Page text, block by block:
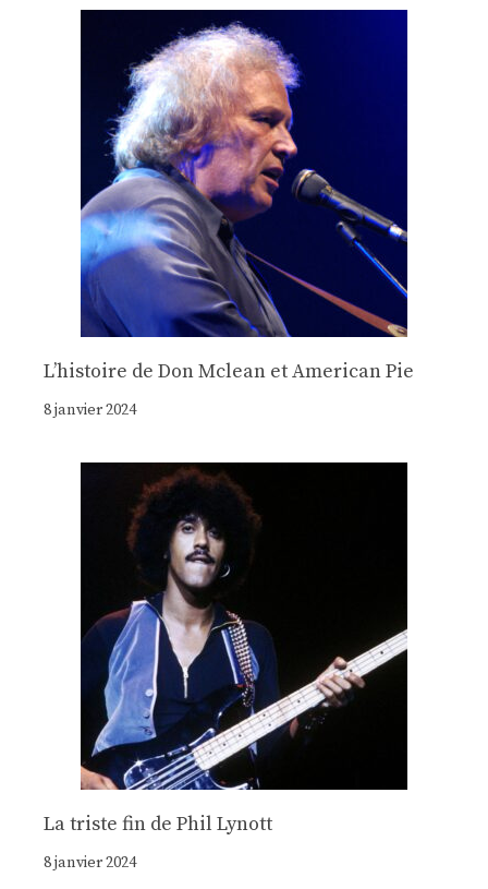
Lʼhistoire de Don Mclean et American Pie
8 janvier 2024
La triste fin de Phil Lynott
8 janvier 2024